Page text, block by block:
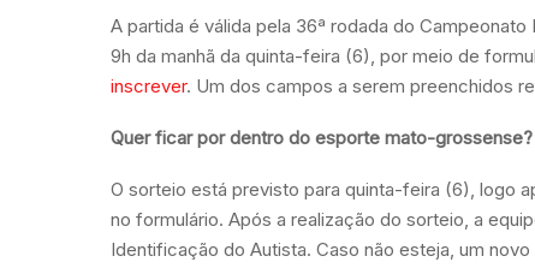
A partida é válida pela 36ª rodada do
9h da manhã da quinta-feira (6), por meio de
inscrever. Um dos campos a serem preenchidos
Quer ficar por dentro do esporte mato-grossense?
O sorteio está previsto para quinta-feira (6), logo
no formulário. Após a realização do sorteio, a
Identificação do Autista. Caso não esteja, um